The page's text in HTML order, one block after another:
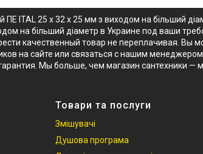
ITAL 25 x 32 x 25 мм з виходом на більший
на більший діаметр в Украине под ваши
качественный товар не переплачивая. Вы
на сайте или связаться с нашим
Мы больше, чем магазин сантехники —
Товари та послуги
Змішувачі
Душова програма